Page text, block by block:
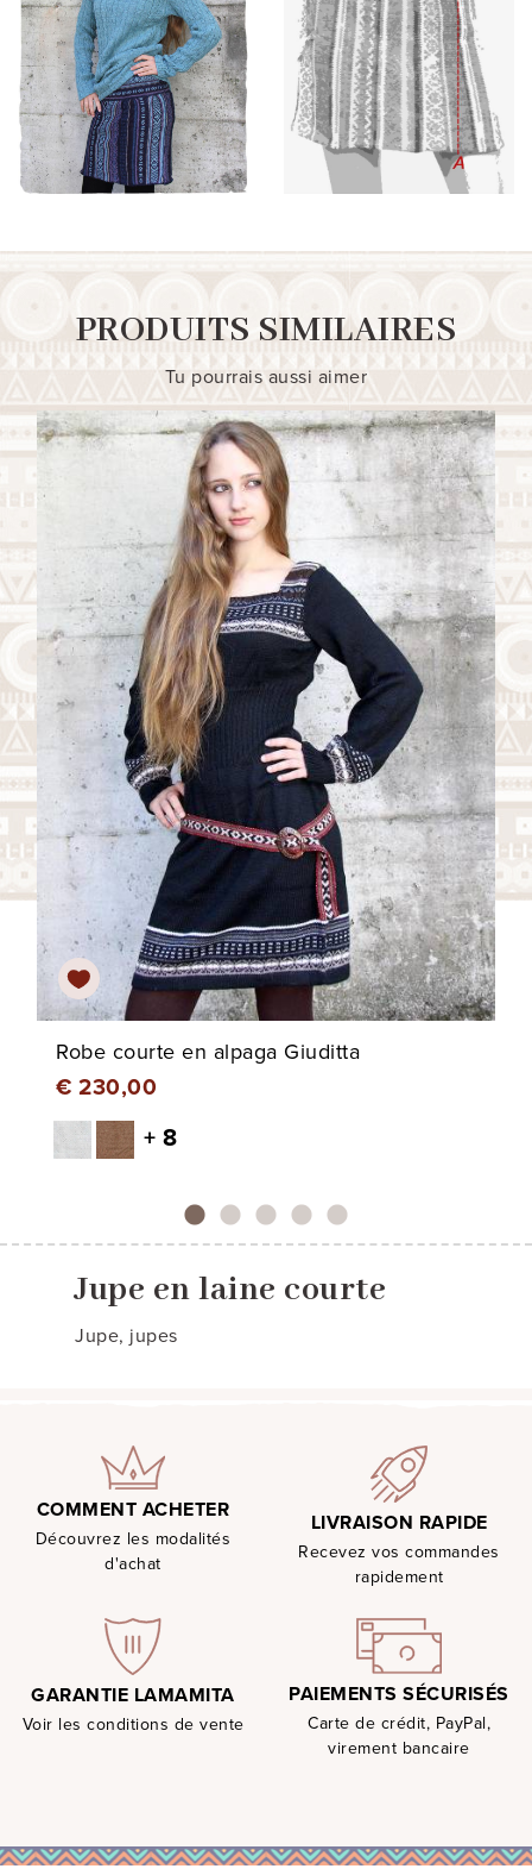
PRODUITS SIMILAIRES
Tu pourrais aussi aimer
Robe courte en alpaga Giuditta
€ 230,00
+ 8
Jupe en laine courte
Jupe, jupes
COMMENT ACHETER
Découvrez les modalités
d'achat
LIVRAISON RAPIDE
Recevez vos commandes
rapidement
GARANTIE LAMAMITA
Voir les conditions de vente
PAIEMENTS SÉCURISÉS
Carte de crédit, PayPal,
virement bancaire